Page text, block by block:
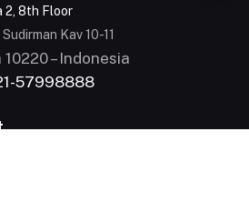
2, 8th Floor
Kav 10-11
– Indonesia
57998888